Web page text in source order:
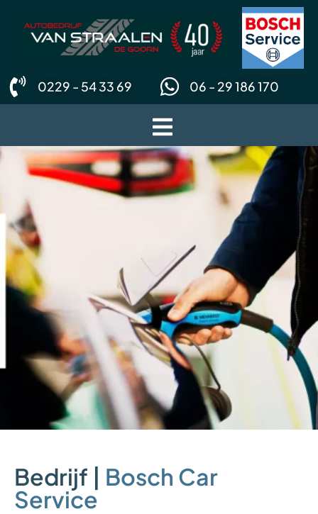
0229 - 54 33 69 06 - 29 186 170
Bedrijf | Bosch Car
Service